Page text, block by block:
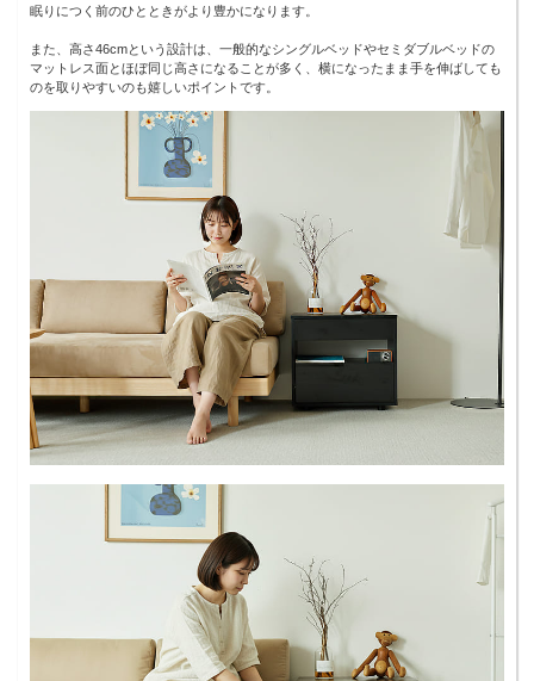
眠りにつく前のひとときがより豊かになります。
また、高さ46cmという設計は、一般的なシングルベッドやセミダブルベッドの
マットレス面とほぼ同じ高さになることが多く、横になったまま手を伸ばしても
のを取りやすいのも嬉しいポイントです。